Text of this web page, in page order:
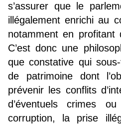
s’assurer que le
illégalement enrichi au
notamment en profitant
C’est donc une
que constative qui
de patrimoine dont
prévenir les conflits
d’éventuels crimes
corruption, la prise